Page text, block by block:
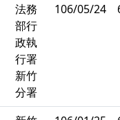
法務
部行
政執
行署
新竹
分署
106/05/24